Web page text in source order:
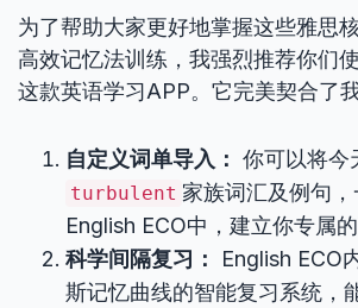
为了帮助大家更好地掌握这些雅思
高效记忆法训练，我强烈推荐你们
这款英语学习APP。它完美契合了
自定义词单导入： 你可以将今
turbulent 家族词汇及例句，
English ECO中，建立你专属
科学间隔复习：
English ECO
斯记忆曲线的智能复习系统，